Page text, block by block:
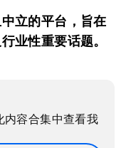
立的平台，旨在
业性重要话题。
内容合集中查看我